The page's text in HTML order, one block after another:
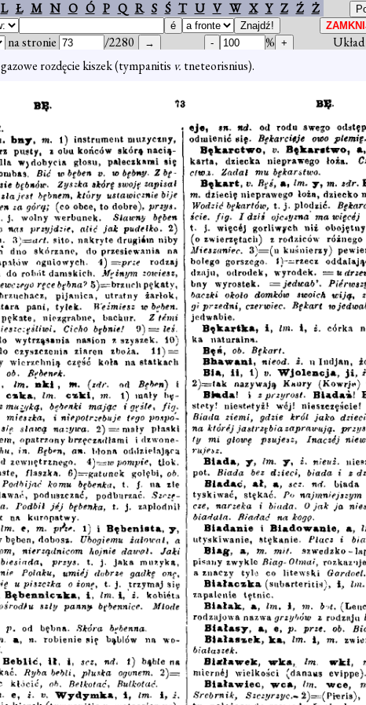
L Ł M N O Ó P Q R S Ś T U V W X Y Z Ź Ż
na stronie /2280 %
Układ
gazowe rozdęcie kiszek (tympanitis v. tneteorisnius).